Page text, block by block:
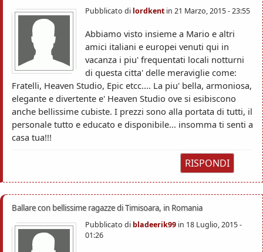
Pubblicato di lordkent in 21 Marzo, 2015 - 23:55
Abbiamo visto insieme a Mario e altri
amici italiani e europei venuti qui in
vacanza i piu' frequentati locali notturni
di questa citta' delle meraviglie come:
Fratelli, Heaven Studio, Epic etcc.... La piu' bella, armoniosa,
elegante e divertente e' Heaven Studio ove si esibiscono
anche bellissime cubiste. I prezzi sono alla portata di tutti, il
personale tutto e educato e disponibile... insomma ti senti a
casa tua!!!
RISPONDI
Ballare con bellissime ragazze di Timisoara, in Romania
Pubblicato di bladeerik99 in 18 Luglio, 2015 -
01:26